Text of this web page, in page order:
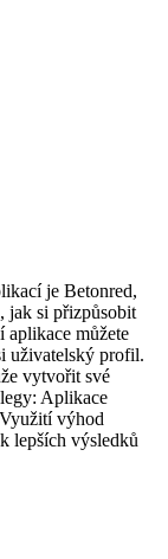
je Betonred,
jak si přizpůsobit
aplikace můžete
uživatelský profil.
vytvořit své
Aplikace
výhod
lepších výsledků